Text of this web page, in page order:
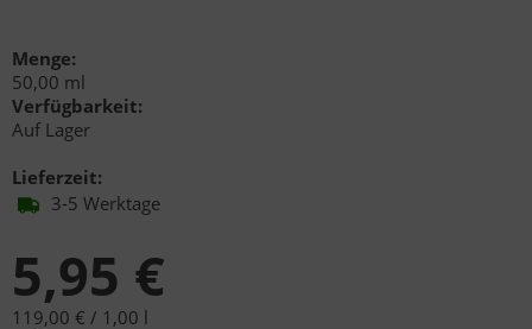
Menge:
50,00 ml
Verfügbarkeit:
Auf Lager
Lieferzeit:
3-5 Werktage
5,95 €
119,00 € / 1,00 l